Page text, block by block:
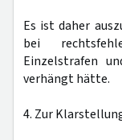
Es ist daher
bei
Einzelstrafen
verhängt hätte.
4. Zur